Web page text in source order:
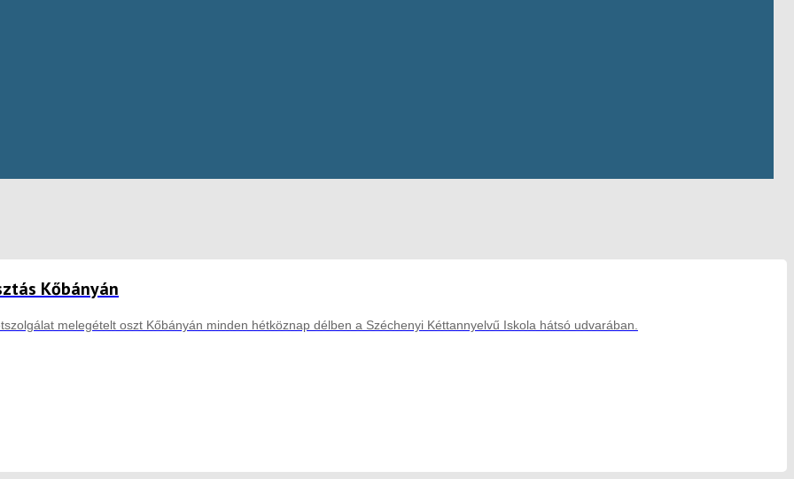
Kőbányán
melegételt oszt Kőbányán minden hétköznap délben a Széchenyi Kéttannyelvű Iskola hátsó udvarában.